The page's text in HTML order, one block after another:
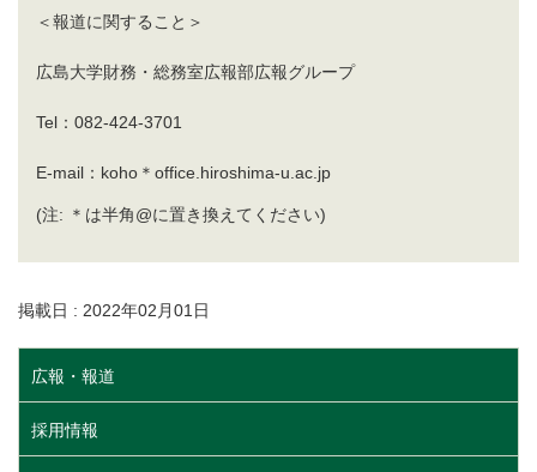
＜報道に関すること＞
広島大学財務・総務室広報部広報グループ
Tel：082-424-3701
E-mail：koho＊office.hiroshima-u.ac.jp
(注: ＊は半角@に置き換えてください)
掲載日 : 2022年02月01日
広報・報道
採用情報